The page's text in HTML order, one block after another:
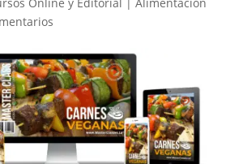
Online y Editorial | Alimentación